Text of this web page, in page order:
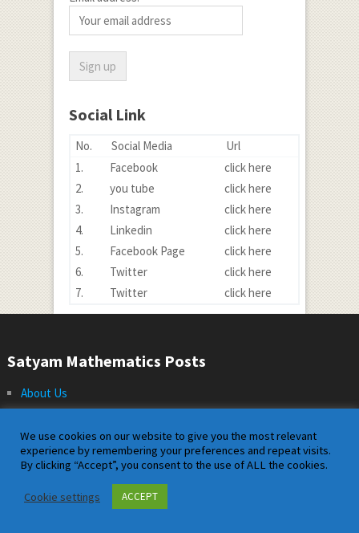
Social Link
No. Social Media
Url
1.
Facebook
click here
2.
you tube
click here
3.
Instagram
click here
4.
Linkedin
click here
5.
Facebook Page
click here
6.
Twitter
click here
7.
Twitter click here
Satyam Mathematics Posts
About Us
Disclaimer
privacy policy
Terms and Conditions
We use cookies on our website to give you the most relevant
experience by remembering your preferences and repeat visits.
By clicking “Accept”, you consent to the use of ALL the cookies.
Cookie settings ACCEPT